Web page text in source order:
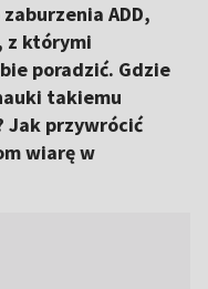
ADD,
z którymi
poradzić. Gdzie
takiemu
Jak przywrócić
wiarę w